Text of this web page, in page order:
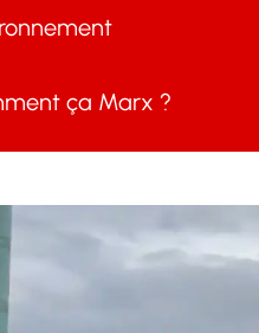
ça Marx ?